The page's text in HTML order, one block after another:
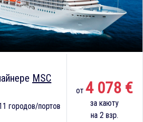
MSC
городов/портов
от4 078 €
за каюту
на 2 взр.